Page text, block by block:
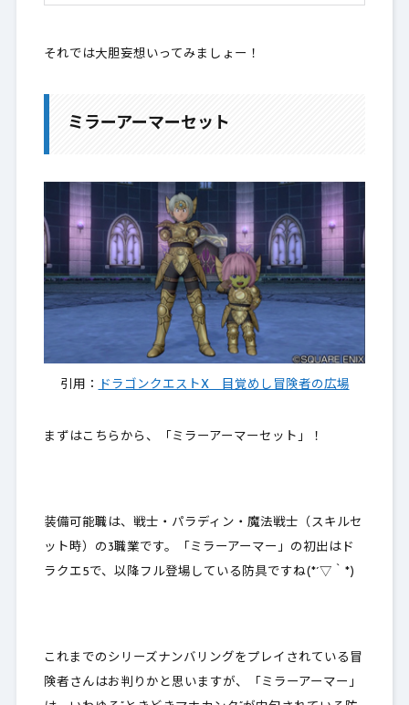
それでは大胆妄想いってみましょー！
ミラーアーマーセット
引用： ドラゴンクエストX 目覚めし冒険者の広場
まずはこちらから、「ミラーアーマーセット」！
装備可能職は、戦士・パラディン・魔法戦士（スキルセ
ット時）の3職業です。「ミラーアーマー」の初出はド
ラクエ5で、以降フル登場している防具ですね(*´▽｀*)
これまでのシリーズナンバリングをプレイされている冒
険者さんはお判りかと思いますが、「ミラーアーマー」